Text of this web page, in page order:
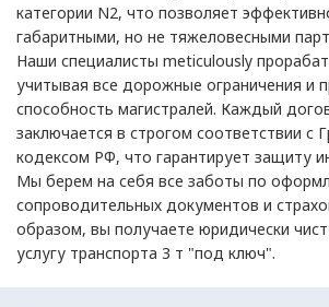
категории N2, что позволяет
габаритными, но не тяжеловесными
Наши специалисты meticulously
учитывая все дорожные ограничения и
способность магистралей. Каждый
заключается в строгом соответствии с
кодексом РФ, что гарантирует защиту
Мы берем на себя все заботы по
сопроводительных документов и
образом, вы получаете юридически
услугу транспорта 3 т "под ключ".